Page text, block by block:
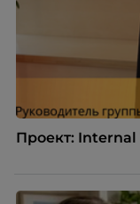
Проект: Internal